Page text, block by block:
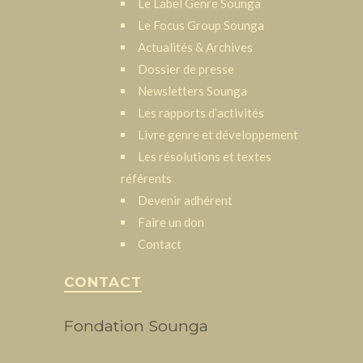
Le Label Genre Sounga
Le Focus Group Sounga
Actualités & Archives
Dossier de presse
Newsletters Sounga
Les rapports d’activités
Livre genre et développement
Les résolutions et textes
référents
Devenir adhérent
Faire un don
Contact
CONTACT
Fondation Sounga